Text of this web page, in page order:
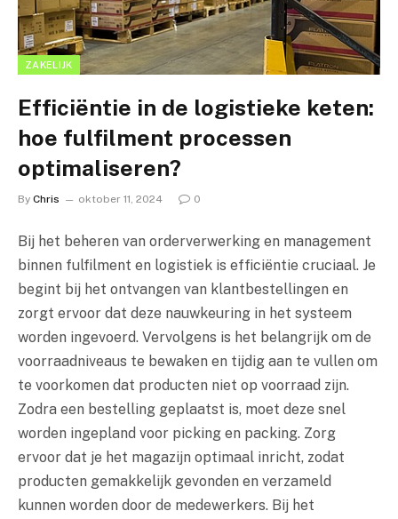
ZAKELIJK
Efficiëntie in de logistieke keten:
hoe fulfilment processen
optimaliseren?
By Chris oktober 11, 2024 0
Bij het beheren van orderverwerking en management
binnen fulfilment en logistiek is efficiëntie cruciaal. Je
begint bij het ontvangen van klantbestellingen en
zorgt ervoor dat deze nauwkeuring in het systeem
worden ingevoerd. Vervolgens is het belangrijk om de
voorraadniveaus te bewaken en tijdig aan te vullen om
te voorkomen dat producten niet op voorraad zijn.
Zodra een bestelling geplaatst is, moet deze snel
worden ingepland voor picking en packing. Zorg
ervoor dat je het magazijn optimaal inricht, zodat
producten gemakkelijk gevonden en verzameld
kunnen worden door de medewerkers. Bij het